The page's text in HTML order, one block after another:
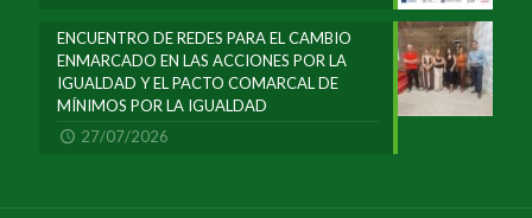
ENCUENTRO DE REDES PARA EL CAMBIO
ENMARCADO EN LAS ACCIONES POR LA
IGUALDAD Y EL PACTO COMARCAL DE
MÍNIMOS POR LA IGUALDAD
27/07/2026